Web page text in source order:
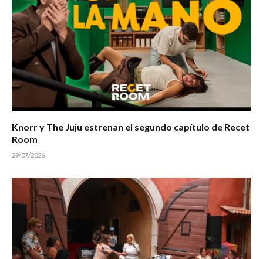
Knorr y The Juju estrenan el segundo capítulo de Recet
Room
29/07/2026